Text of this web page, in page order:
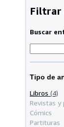
Filtrar
Buscar
Tipo de
Libros (4)
Revistas y
Cómics
Partituras